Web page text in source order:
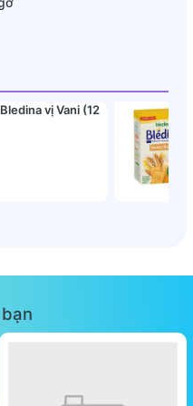
khỏe mạnh, hấp thụ
liệu tự nhiên
bé.
dưỡng có hương thơm tự
luyện, chất bảo quản
vị khác nhau, mang đến
thích của bé, giúp con
bột HiPP khởi đầu
vị Vani (12